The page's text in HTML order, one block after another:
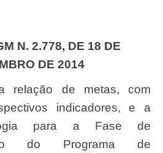
DE 2014
indicadores, e a
para a Fase de
do Programa de